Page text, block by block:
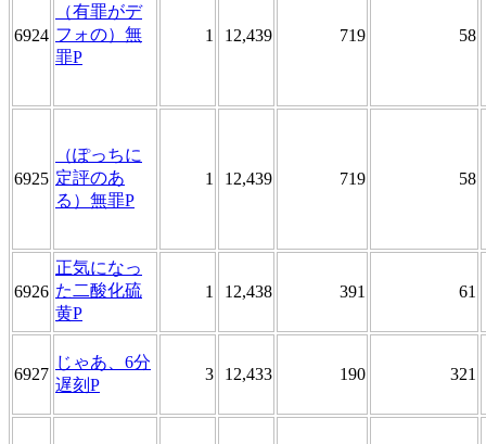
6924
（有罪がデ
フォの）無
罪P
1 12,439 719 58
6925
（ぽっちに
定評のあ
る）無罪P
1 12,439 719 58
6926
正気になっ
た二酸化硫
黄P
1 12,438 391 61
6927
じゃあ、6分
遅刻P
3 12,433 190 321